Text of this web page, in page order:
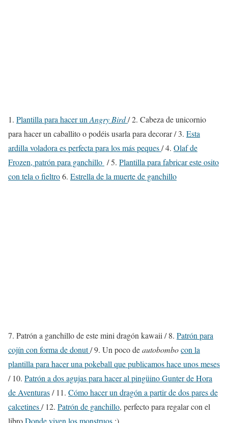
1. Plantilla para hacer un Angry Bird/ 2. Cabeza de unicornio
para hacer un caballito o podéis usarla para decorar / 3. Esta
ardilla voladora es perfecta para los más peques/ 4. Olaf de
Frozen, patrón para ganchillo / 5. Plantilla para fabricar este osito
con tela o fieltro6. Estrella de la muerte de ganchillo
7. Patrón a ganchillo de este mini dragón kawaii / 8. Patrón para
cojín con forma de donut/ 9. Un poco deautobombocon la
plantilla para hacer una pokeball que publicamos hace unos meses
/ 10. Patrón a dos agujas para hacer al pingüino Gunter de Hora
de Aventuras/ 11. Cómo hacer un dragón a partir de dos pares de
calcetines/ 12. Patrón de ganchillo, perfecto para regalar con el
libroDonde viven los monstruos :)